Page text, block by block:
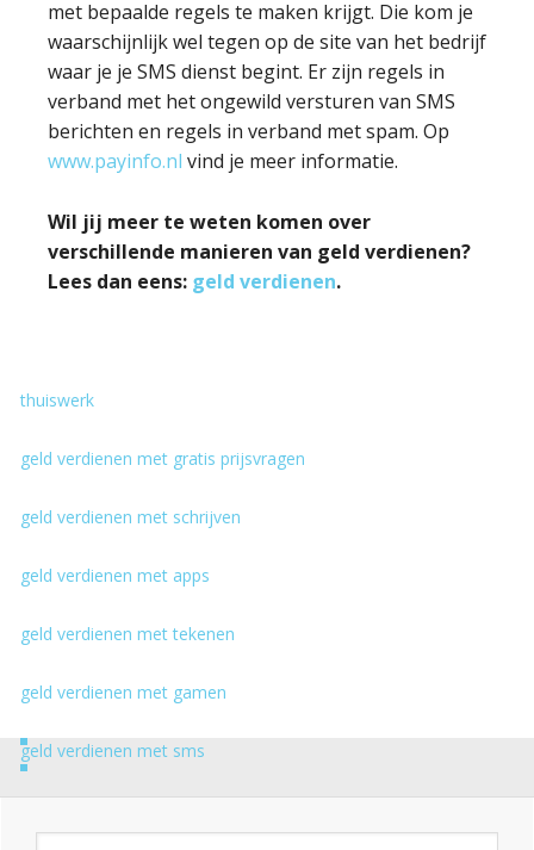
met bepaalde regels te maken krijgt. Die kom je
waarschijnlijk wel tegen op de site van het bedrijf
waar je je SMS dienst begint. Er zijn regels in
verband met het ongewild versturen van SMS
berichten en regels in verband met spam. Op
www.payinfo.nl vind je meer informatie.
Wil jij meer te weten komen over
verschillende manieren van geld verdienen?
Lees dan eens: geld verdienen.
thuiswerk
geld verdienen met gratis prijsvragen
geld verdienen met schrijven
geld verdienen met apps
geld verdienen met tekenen
geld verdienen met gamen
geld verdienen met sms